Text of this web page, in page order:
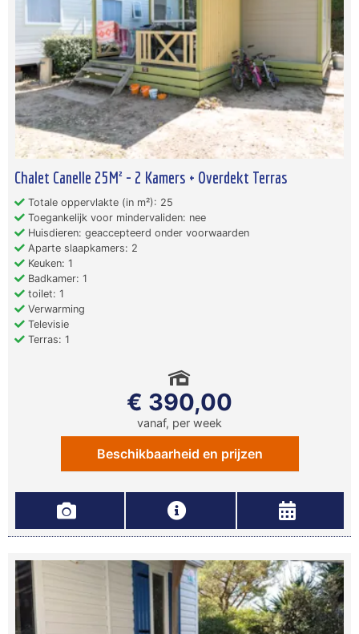
Chalet Canelle 25M² - 2 Kamers + Overdekt Terras
Totale oppervlakte (in m²): 25
Toegankelijk voor mindervaliden: nee
Huisdieren: geaccepteerd onder voorwaarden
Aparte slaapkamers: 2
Keuken: 1
Badkamer: 1
toilet: 1
Verwarming
Televisie
Terras: 1
€ 390,00
vanaf, per week
Beschikbaarheid en prijzen